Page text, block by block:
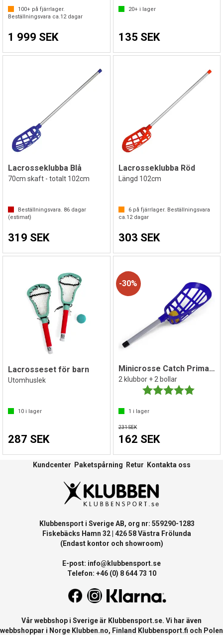
100+ på fjärrlager.
Beställningsvara ca.12dagar
1 999 SEK
20+i lager
135 SEK
Lacrosseklubba Blå
70cm skaft - totalt 102cm
Beställningsvara. 86 dagar
(estimat)
319 SEK
Lacrosseklubba Röd
Längd 102cm
6på fjärrlager. Beställningsvara
ca.12dagar
303 SEK
Lacrosseset för barn
Utomhuslek
10 i lager
287 SEK
30%
Minicrosse Catch Prima par
2 klubbor + 2 bollar
Betyg:
1 i lager
231 SEK
162 SEK
Kundcenter Paketspårning Retur Kontakta oss
Klubbensport i Sverige AB, org nr: 559290-1283
Fiskebäcks Hamn 32 | 426 58 Västra Frölunda
(Endast kontor och showroom)
E-post: info@klubbensport.se
Telefon: +46 (0) 8 644 73 10
Vår webbshop i Sverige är Klubbensport.se. Vi har även
webbshoppar i Norge Klubben.no, Finland Klubbensport.fi och Polen